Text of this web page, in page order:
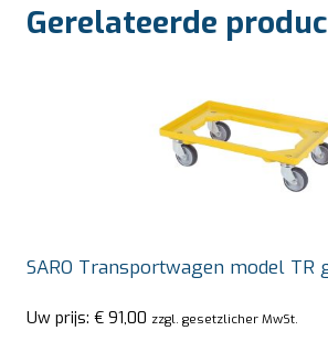
Gerelateerde
SARO Transportwagen model TR
Uw prijs: € 91,00 zzgl. gesetzlicher MwSt.